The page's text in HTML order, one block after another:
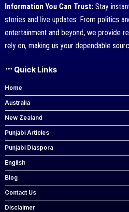
Information You Can Trust: Stay
stories and live updates. From politics
entertainment and beyond, we provide
rely on, making us your dependable
Quick Links
Home
Australia
New Zealand
Punjabi Articles
Punjabi Diaspora
English
Blog
Contact Us
Disclaimer